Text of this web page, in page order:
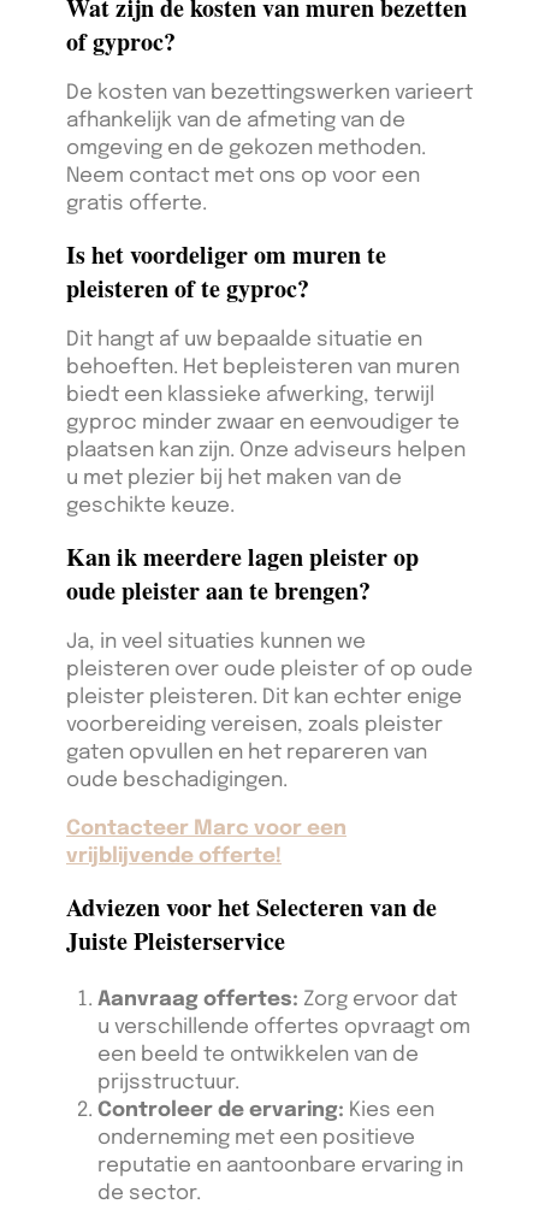
Wat zijn de kosten van muren bezetten
of gyproc?
De kosten van bezettingswerken varieert
afhankelijk van de afmeting van de
omgeving en de gekozen methoden.
Neem contact met ons op voor een
gratis offerte.
Is het voordeliger om muren te
pleisteren of te gyproc?
Dit hangt af uw bepaalde situatie en
behoeften. Het bepleisteren van muren
biedt een klassieke afwerking, terwijl
gyproc minder zwaar en eenvoudiger te
plaatsen kan zijn. Onze adviseurs helpen
u met plezier bij het maken van de
geschikte keuze.
Kan ik meerdere lagen pleister op
oude pleister aan te brengen?
Ja, in veel situaties kunnen we
pleisteren over oude pleister of op oude
pleister pleisteren. Dit kan echter enige
voorbereiding vereisen, zoals pleister
gaten opvullen en het repareren van
oude beschadigingen.
Contacteer Marc voor een
vrijblijvende offerte!
Adviezen voor het Selecteren van de
Juiste Pleisterservice
Aanvraag offertes: Zorg ervoor dat
u verschillende offertes opvraagt om
een beeld te ontwikkelen van de
prijsstructuur.
Controleer de ervaring: Kies een
onderneming met een positieve
reputatie en aantoonbare ervaring in
de sector.